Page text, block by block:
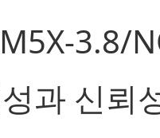
3.8/
과 신뢰